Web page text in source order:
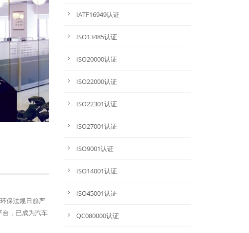
保法规日趋严
台，已成为汽车
IATF16949认证
ISO13485认证
ISO20000认证
ISO22000认证
ISO22301认证
ISO27001认证
ISO9001认证
ISO14001认证
ISO45001认证
QC080000认证